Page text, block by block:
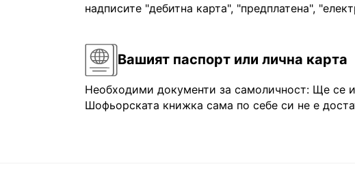
надписите "дебитна карта", "предплатена",
Вашият паспорт или лична карта
Необходими документи за самоличност: Ще се
Шофьорската книжка сама по себе си не е